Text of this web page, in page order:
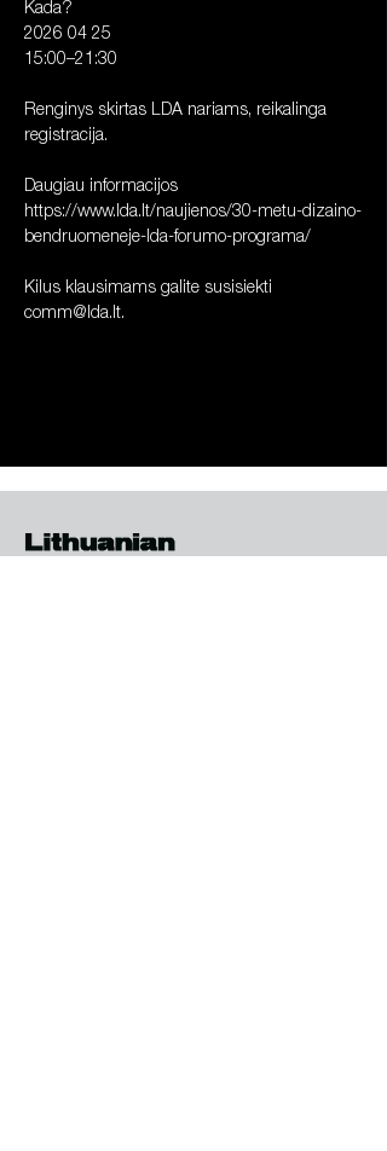
Kada?
2026 04 25
15:00–21:30
Renginys skirtas LDA nariams, reikalinga
registracija.
Daugiau informacijos
https://www.lda.lt/naujienos/30-metu-dizaino-
bendruomeneje-lda-forumo-programa/
Kilus klausimams galite susisiekti
comm@lda.lt.